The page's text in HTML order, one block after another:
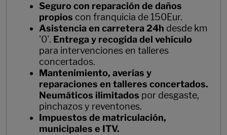
Seguro con reparación de daños
propios con franquicia de 150Eur.
Asistencia en carretera 24h desde km
'0'. Entrega y recogida del vehículo
para intervenciones en talleres
concertados.
Mantenimiento, averías y
reparaciones en talleres concertados.
Neumáticos ilimitados por desgaste,
pinchazos y reventones.
Impuestos de matriculación,
municipales e ITV.